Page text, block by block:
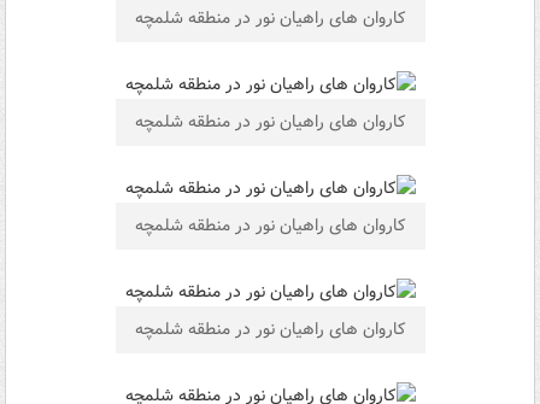
کاروان های راهیان نور در منطقه شلمچه
کاروان های راهیان نور در منطقه شلمچه
کاروان های راهیان نور در منطقه شلمچه
کاروان های راهیان نور در منطقه شلمچه